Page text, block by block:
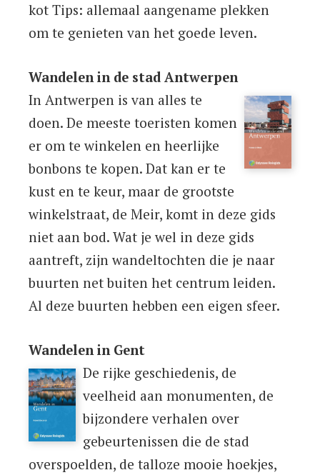
kot Tips: allemaal aangename plekken
om te genieten van het goede leven.
Wandelen in de stad Antwerpen
In Antwerpen is van alles te
doen. De meeste toeristen komen
er om te winkelen en heerlijke
bonbons te kopen. Dat kan er te
kust en te keur, maar de grootste
winkelstraat, de Meir, komt in deze gids
niet aan bod. Wat je wel in deze gids
aantreft, zijn wandeltochten die je naar
buurten net buiten het centrum leiden.
Al deze buurten hebben een eigen sfeer.
Wandelen in Gent
De rijke geschiedenis, de
veelheid aan monumenten, de
bijzondere verhalen over
gebeurtenissen die de stad
overspoelden, de talloze mooie hoekjes,